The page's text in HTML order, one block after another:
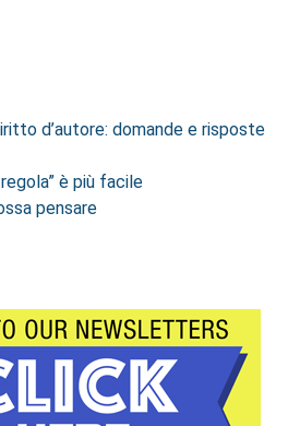
d’autore: domande e risposte
è più facile
pensare